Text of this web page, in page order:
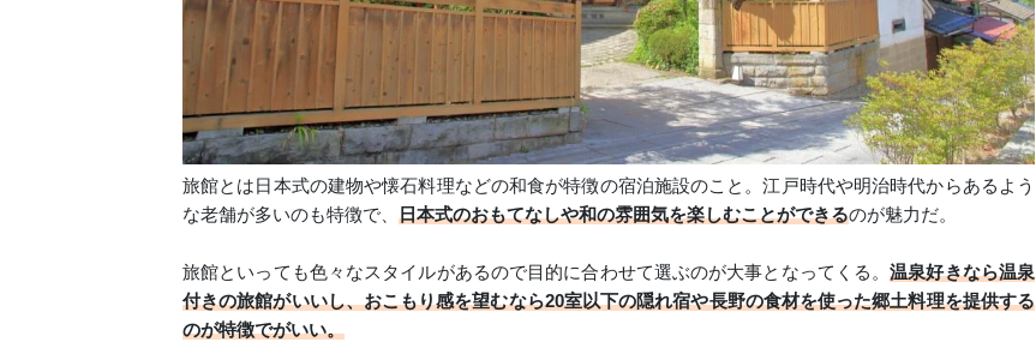
旅館とは日本式の建物や懐石料理などの和食が特徴の宿泊施設のこと。江戸時代や明治時代からあるよう
な老舗が多いのも特徴で、 日本式のおもてなしや和の雰囲気を楽しむことができるのが魅力だ。
旅館といっても色々なスタイルがあるので目的に合わせて選ぶのが大事となってくる。温泉好きなら温泉
付きの旅館がいいし、おこもり感を望むなら20室以下の隠れ宿や長野の食材を使った郷土料理を提供する
のが特徴でがいい。